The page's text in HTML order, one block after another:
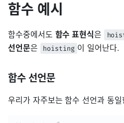
함수 예시
함수중에서도 함수 표현식은
선언문은 hoisting 이 일어난다.
함수 선언문
우리가 자주보는 함수 선언과 동일